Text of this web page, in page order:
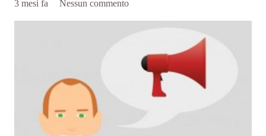
3 mesi fa
Nessun commento